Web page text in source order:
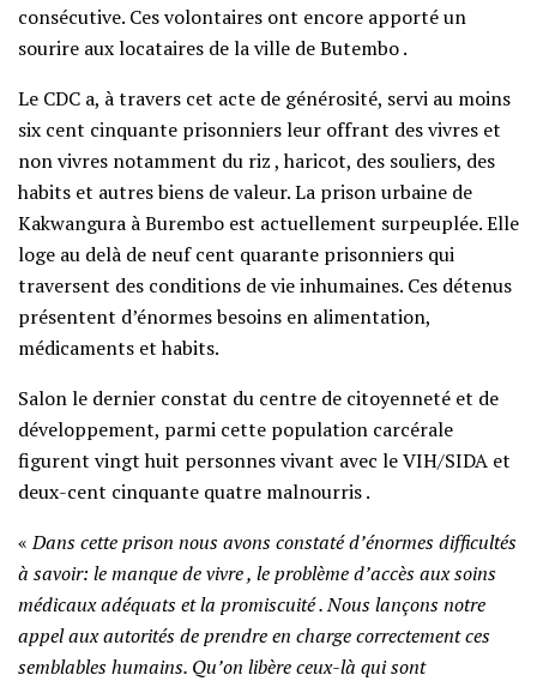
consécutive. Ces volontaires ont encore apporté un
sourire aux locataires de la ville de Butembo .
Le CDC a, à travers cet acte de générosité, servi au moins
six cent cinquante prisonniers leur offrant des vivres et
non vivres notamment du riz , haricot, des souliers, des
habits et autres biens de valeur. La prison urbaine de
Kakwangura à Burembo est actuellement surpeuplée. Elle
loge au delà de neuf cent quarante prisonniers qui
traversent des conditions de vie inhumaines. Ces détenus
présentent d’énormes besoins en alimentation,
médicaments et habits.
Salon le dernier constat du centre de citoyenneté et de
développement, parmi cette population carcérale
figurent vingt huit personnes vivant avec le VIH/SIDA et
deux-cent cinquante quatre malnourris .
«Dans cette prison nous avons constaté d’énormes difficultés
à savoir: le manque de vivre , le problème d’accès aux soins
médicaux adéquats et la promiscuité . Nous lançons notre
appel aux autorités de prendre en charge correctement ces
semblables humains. Qu’on libère ceux-là qui sont